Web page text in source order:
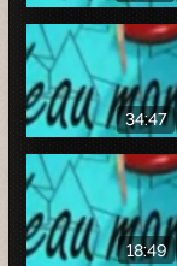
34:47
18:49